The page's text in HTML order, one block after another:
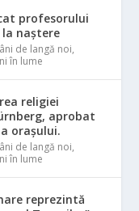
profesorului
la naștere
de langă noi,
în lume
religiei
aprobat
orașului.
de langă noi,
în lume
reprezintă